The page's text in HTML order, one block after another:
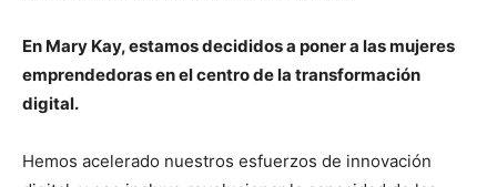
En Mary Kay, estamos decididos a poner a las mujeres
emprendedoras en el centro de la transformación
digital.
Hemos acelerado nuestros esfuerzos de innovación